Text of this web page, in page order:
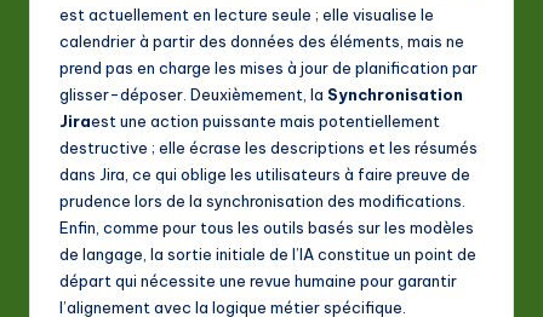
est actuellement en lecture seule ; elle visualise le
calendrier à partir des données des éléments, mais ne
prend pas en charge les mises à jour de planification par
glisser-déposer. Deuxièmement, la Synchronisation
Jiraest une action puissante mais potentiellement
destructive ; elle écrase les descriptions et les résumés
dans Jira, ce qui oblige les utilisateurs à faire preuve de
prudence lors de la synchronisation des modifications.
Enfin, comme pour tous les outils basés sur les modèles
de langage, la sortie initiale de l’IA constitue un point de
départ qui nécessite une revue humaine pour garantir
l’alignement avec la logique métier spécifique.